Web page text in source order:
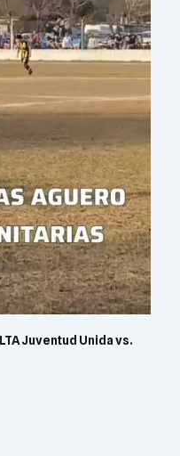
Juventud Unida vs.